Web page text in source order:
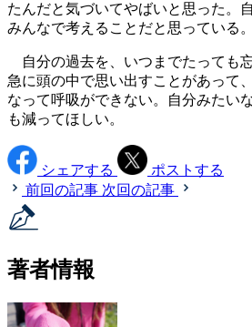
たんだと気づいてやばいと思った。
みんなで考えることだと思っている。
自分の過去を、いつまでたっても
急に頭の中で思い出すことがあって
なって呼吸ができない。自分みたい
も減ってほしい。
シェアする
ポストする
前回の記事 次回の記事
著者情報